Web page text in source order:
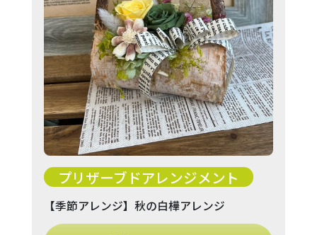
プリザーブドアレンジメント
【季節アレンジ】秋の白樺アレンジ